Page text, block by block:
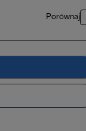
Porównaj